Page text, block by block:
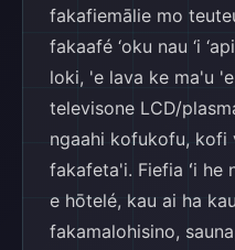
fakafiemālie mo
fakaafé ‘oku nau ‘i
loki, 'e lava ke ma'u
televisone LCD/
ngaahi kofukofu,
fakafeta'i. Fiefia ʻi he
e hōtelé, kau ai ha
fakamalohisino,